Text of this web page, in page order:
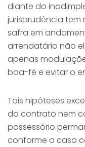
diante do
jurisprudência
safra em
arrendatário não
apenas
boa-fé e evitar o
Tais hipóteses
do contrato nem
possessório
conforme o caso